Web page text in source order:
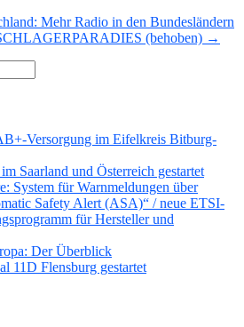
Mehr Radio in den Bundesländern
(behoben) →
Versorgung im Eifelkreis Bitburg-
Saarland und Österreich gestartet
System für Warnmeldungen über
Safety Alert (ASA)“ / neue ETSI-
für Hersteller und
Der Überblick
11D Flensburg gestartet